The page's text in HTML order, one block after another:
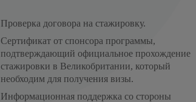
Проверка договора на стажировку.
Сертификат от спонсора программы,
подтверждающий официальное прохождение
стажировки в Великобритании, который
необходим для получения визы.
Информационная поддержка со стороны